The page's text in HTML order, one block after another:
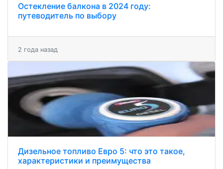
Остекление балкона в 2024 году:
путеводитель по выбору
2 года назад
Дизельное топливо Евро 5: что это такое,
характеристики и преимущества